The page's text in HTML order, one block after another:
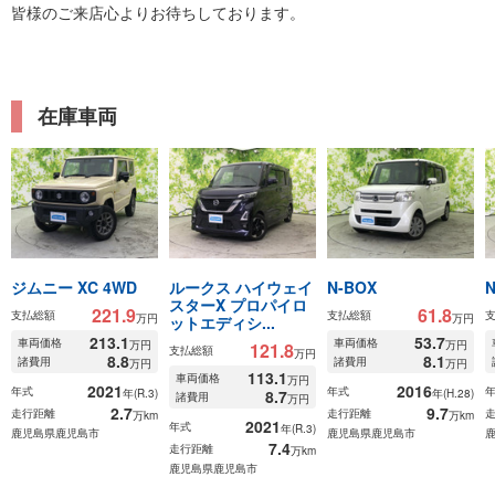
皆様のご来店心よりお待ちしております。
在庫車両
ジムニー XC 4WD
支払総額 221.9万円
車両価格
213.1万円
諸費用
8.8万円
年式
2021年(R.3)
走行距離
2.7万km
鹿児島県鹿児島市
ルークス ハイウェイ
スターX プロパイロ
ットエディシ...
支払総額 121.8万円
車両価格
113.1万円
諸費用
8.7万円
年式
2021年(R.3)
走行距離
7.4万km
鹿児島県鹿児島市
N-BOX
支払総額 61.8万円
車両価格
53.7万円
諸費用
8.1万円
年式
2016年(H.28)
走行距離
9.7万km
鹿児島県鹿児島市